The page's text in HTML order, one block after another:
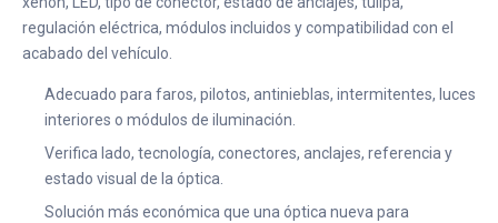
regulación eléctrica, módulos incluidos y compatibilidad con el
acabado del vehículo.
Adecuado para faros, pilotos, antinieblas, intermitentes, luces
interiores o módulos de iluminación.
Verifica lado, tecnología, conectores, anclajes, referencia y
estado visual de la óptica.
Solución más económica que una óptica nueva para